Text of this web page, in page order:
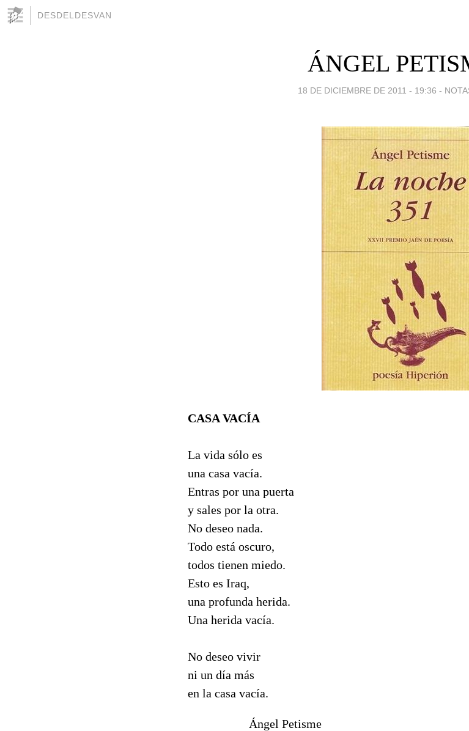
DESDELDESVAN
ÁNGEL
18 DE DICIEMBRE DE 2011 - 19:36 -
CASA VACÍA
La vida sólo es
una casa vacía.
Entras por una puerta
y sales por la otra.
No deseo nada.
Todo está oscuro,
todos tienen miedo.
Esto es Iraq,
una profunda herida.
Una herida vacía.
No deseo vivir
ni un día más
en la casa vacía.
Ángel Petisme